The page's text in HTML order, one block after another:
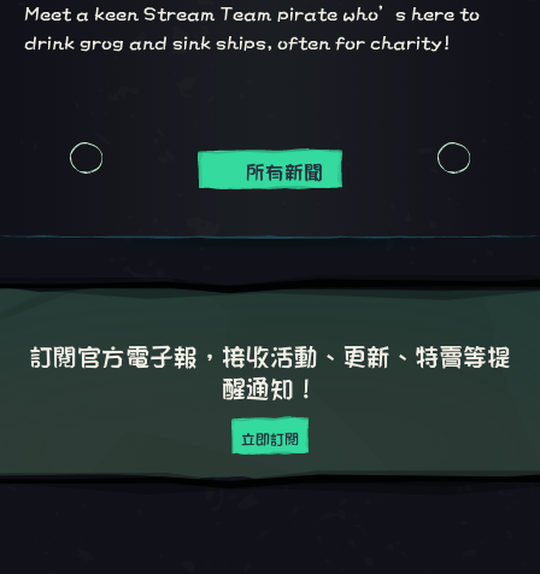
Meet a keen Stream Team pirate who’s here to
drink grog and sink ships, often for charity!
所有新聞
訂閱官方電子報，接收活動、更新、特賣等提
醒通知！
立即訂閱